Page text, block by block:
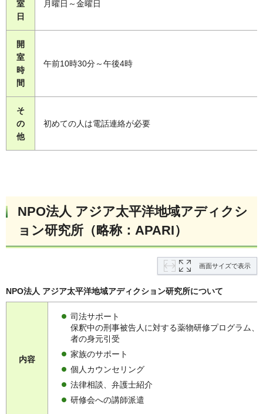
室
日
月曜日～金曜日
開
室
時
間
午前10時30分～午後4時
そ
の
他
初めての人は電話連絡が必要
NPO法人 アジア太平洋地域アディクシ
ョン研究所（略称：APARI）
画面サイズで表示
NPO法人 アジア太平洋地域アディクション研究所について
内容
司法サポート
保釈中の刑事被告人に対する薬物研修プログラム、
者の身元引受
家族のサポート
個人カウンセリング
法律相談、弁護士紹介
研修会への講師派遣